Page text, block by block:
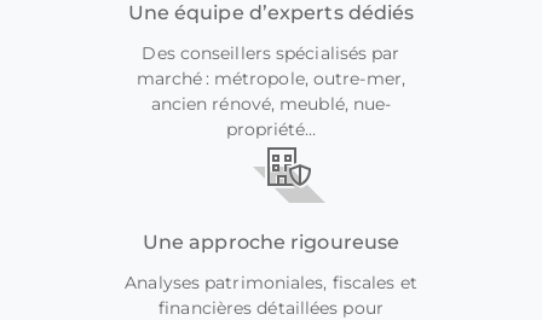
Une équipe d’experts dédiés
Des conseillers spécialisés par
marché : métropole, outre-mer,
ancien rénové, meublé, nue-
propriété…
Une approche rigoureuse
Analyses patrimoniales, fiscales et
financières détaillées pour